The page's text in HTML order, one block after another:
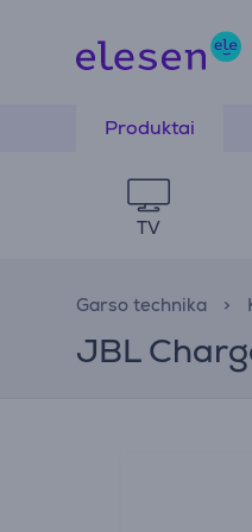
Produktai
TV
Garso technika
JBL